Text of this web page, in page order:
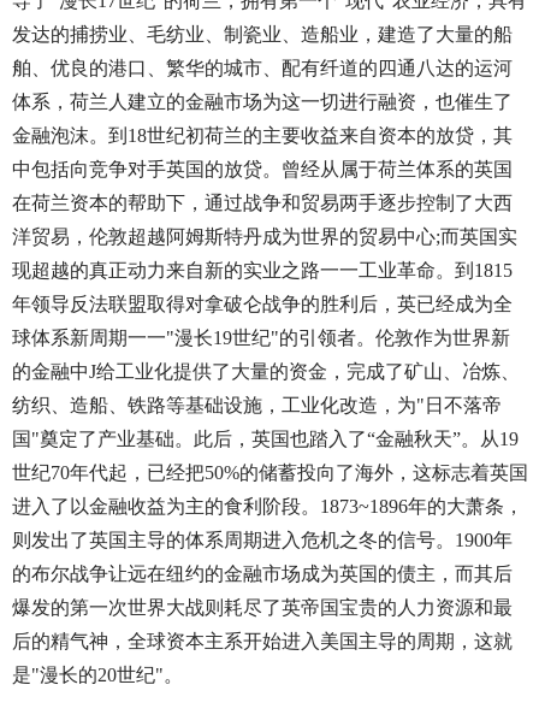
发达的捕捞业、毛纺业、制瓷业、造船业，建造了大量的船
舶、优良的港口、繁华的城市、配有纤道的四通八达的运河
体系，荷兰人建立的金融市场为这一切进行融资，也催生了
金融泡沫。到18世纪初荷兰的主要收益来自资本的放贷，其
中包括向竞争对手英国的放贷。曾经从属于荷兰体系的英国
在荷兰资本的帮助下，通过战争和贸易两手逐步控制了大西
洋贸易，伦敦超越阿姆斯特丹成为世界的贸易中心;而英国实
现超越的真正动力来自新的实业之路一一工业革命。到1815
年领导反法联盟取得对拿破仑战争的胜利后，英已经成为全
球体系新周期一一"漫长19世纪"的引领者。伦敦作为世界新
的金融中J给工业化提供了大量的资金，完成了矿山、冶炼、
纺织、造船、铁路等基础设施，工业化改造，为"日不落帝
国"奠定了产业基础。此后，英国也踏入了“金融秋天”。从19
世纪70年代起，已经把50%的储蓄投向了海外，这标志着英国
进入了以金融收益为主的食利阶段。1873~1896年的大萧条，
则发出了英国主导的体系周期进入危机之冬的信号。1900年
的布尔战争让远在纽约的金融市场成为英国的债主，而其后
爆发的第一次世界大战则耗尽了英帝国宝贵的人力资源和最
后的精气神，全球资本主系开始进入美国主导的周期，这就
是"漫长的20世纪"。